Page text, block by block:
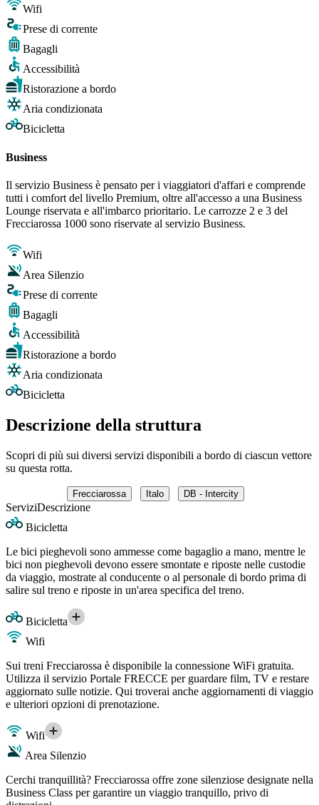
Wifi
Prese di corrente
Bagagli
Accessibilità
Ristorazione a bordo
Aria condizionata
Bicicletta
Business
Il servizio Business è pensato per i viaggiatori d'affari e comprende
tutti i comfort del livello Premium, oltre all'accesso a una Business
Lounge riservata e all'imbarco prioritario. Le carrozze 2 e 3 del
Frecciarossa 1000 sono riservate al servizio Business.
Wifi
Area Silenzio
Prese di corrente
Bagagli
Accessibilità
Ristorazione a bordo
Aria condizionata
Bicicletta
Descrizione della struttura
Scopri di più sui diversi servizi disponibili a bordo di ciascun vettore
su questa rotta.
Frecciarossa Italo DB - Intercity
ServiziDescrizione
Bicicletta
Le bici pieghevoli sono ammesse come bagaglio a mano, mentre le
bici non pieghevoli devono essere smontate e riposte nelle custodie
da viaggio, mostrate al conducente o al personale di bordo prima di
salire sul treno e riposte in un'area specifica del treno.
Bicicletta
Wifi
Sui treni Frecciarossa è disponibile la connessione WiFi gratuita.
Utilizza il servizio Portale FRECCE per guardare film, TV e restare
aggiornato sulle notizie. Qui troverai anche aggiornamenti di viaggio
e ulteriori opzioni di prenotazione.
Wifi
Area Silenzio
Cerchi tranquillità? Frecciarossa offre zone silenziose designate nella
Business Class per garantire un viaggio tranquillo, privo di